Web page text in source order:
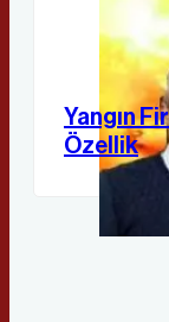
Yangın
Özellik